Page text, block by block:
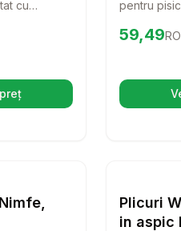
cu
si porc,
într-o filă nouă)
pentru
nutritiva.
nevoile
digestiv
Preț:
59,49
Hrana Pasari
Plicuri
in aspic